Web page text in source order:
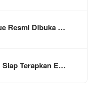
Resmi Dibuka …
Siap Terapkan E…